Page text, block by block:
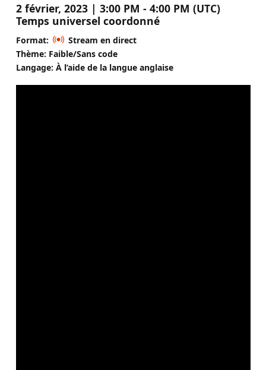
2 février, 2023 | 3:00 PM - 4:00 PM (UTC)
Temps universel coordonné
Format:
Stream en direct
Thème: Faible/Sans code
Langage: À l’aide de la langue anglaise